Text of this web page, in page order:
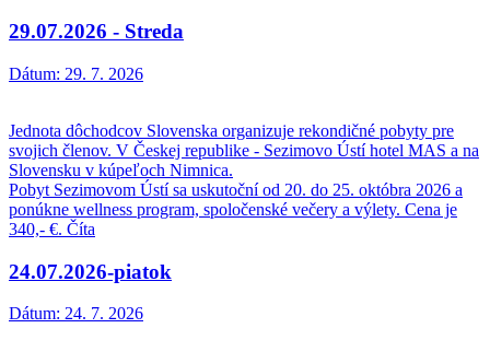
29.07.2026 - Streda
Dátum: 29. 7. 2026
Jednota dôchodcov Slovenska organizuje rekondičné pobyty pre
svojich členov. V Českej republike - Sezimovo Ústí hotel MAS a na
Slovensku v kúpeľoch Nimnica.
Pobyt Sezimovom Ústí sa uskutoční od 20. do 25. októbra 2026 a
ponúkne wellness program, spoločenské večery a výlety. Cena je
340,- €. Číta
24.07.2026-piatok
Dátum: 24. 7. 2026